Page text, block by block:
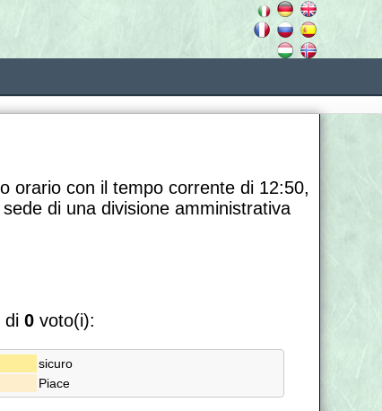
orario con il tempo corrente di 12:50,
di una divisione amministrativa
di0 voto(i):
sicuro
Piace